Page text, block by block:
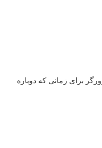
برای زمانی که دوباره